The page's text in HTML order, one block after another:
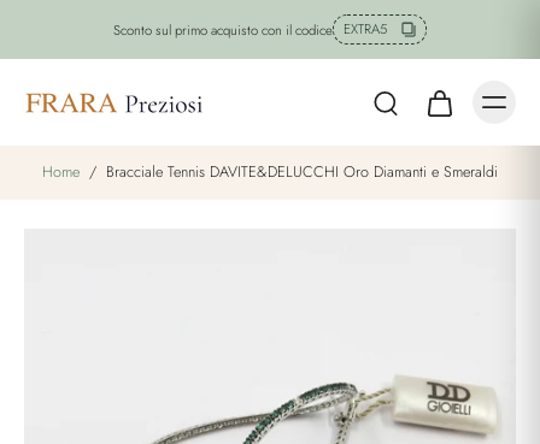
acquisto con il codice EXTRA5
Home / Bracciale Tennis DAVITE&DELUCCHI Oro Diamanti e Smeraldi